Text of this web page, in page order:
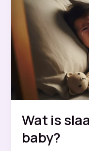
waarde
voor
een
baby?
Wat is
baby?